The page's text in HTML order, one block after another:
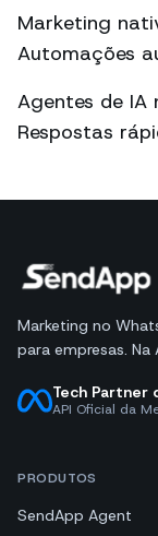
Marketing
Automações
Agentes de IA
Respostas
Marketing no
para empresas. Na
Tech Partner
API Oficial da
PRODUTOS
SendApp Agent